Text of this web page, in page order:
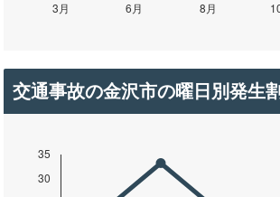
交通事故の金沢市の曜日別発生